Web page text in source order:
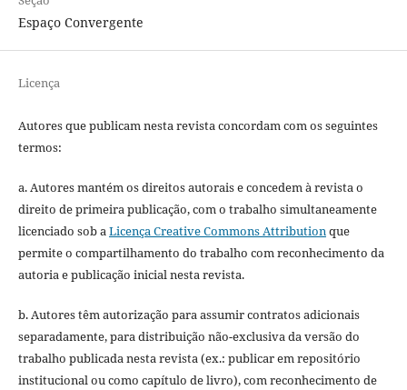
Espaço Convergente
Licença
Autores que publicam nesta revista concordam com os seguintes
termos:
a. Autores mantém os direitos autorais e concedem à revista o
direito de primeira publicação, com o trabalho simultaneamente
licenciado sob aLicença Creative Commons Attributionque
permite o compartilhamento do trabalho com reconhecimento da
autoria e publicação inicial nesta revista.
b. Autores têm autorização para assumir contratos adicionais
separadamente, para distribuição não-exclusiva da versão do
trabalho publicada nesta revista (ex.: publicar em repositório
institucional ou como capítulo de livro), com reconhecimento de